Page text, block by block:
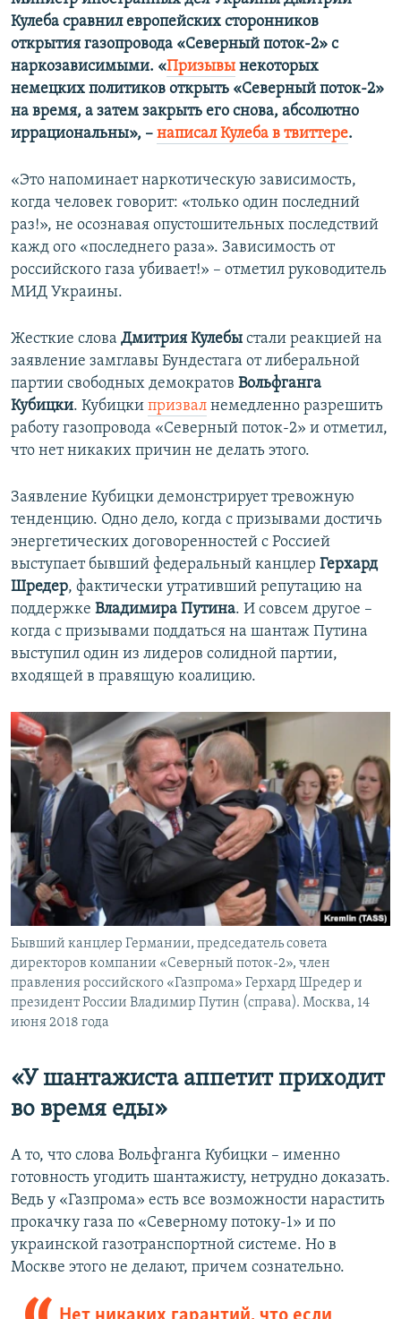
Кулеба сравнил европейских сторонников
открытия газопровода «Северный поток-2» с
наркозависимыми. «Призывы некоторых
немецких политиков открыть «Северный поток-2»
на время, а затем закрыть его снова, абсолютно
иррациональны», – написал Кулеба в твиттере.
«Это напоминает наркотическую зависимость,
когда человек говорит: «только один последний
раз!», не осознавая опустошительных последствий
кажд ого «последнего раза». Зависимость от
российского газа убивает!» – отметил руководитель
МИД Украины.
Жесткие слова Дмитрия Кулебы стали реакцией на
заявление замглавы Бундестага от либеральной
партии свободных демократов Вольфганга
Кубицки. Кубицки призвал немедленно разрешить
работу газопровода «Северный поток-2» и отметил,
что нет никаких причин не делать этого.
Заявление Кубицки демонстрирует тревожную
тенденцию. Одно дело, когда с призывами достичь
энергетических договоренностей с Россией
выступает бывший федеральный канцлер Герхард
Шредер, фактически утративший репутацию на
поддержке Владимира Путина. И совсем другое –
когда с призывами поддаться на шантаж Путина
выступил один из лидеров солидной партии,
входящей в правящую коалицию.
Бывший канцлер Германии, председатель совета
директоров компании «Северный поток-2», член
правления российского «Газпрома» Герхард Шредер и
президент России Владимир Путин (справа). Москва, 14
июня 2018 года
«У шантажиста аппетит приходит
во время еды»
А то, что слова Вольфганга Кубицки – именно
готовность угодить шантажисту, нетрудно доказать.
Ведь у «Газпрома» есть все возможности нарастить
прокачку газа по «Северному потоку-1» и по
украинской газотранспортной системе. Но в
Москве этого не делают, причем сознательно.